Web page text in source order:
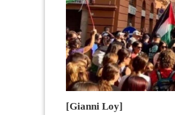
[Gianni Loy]